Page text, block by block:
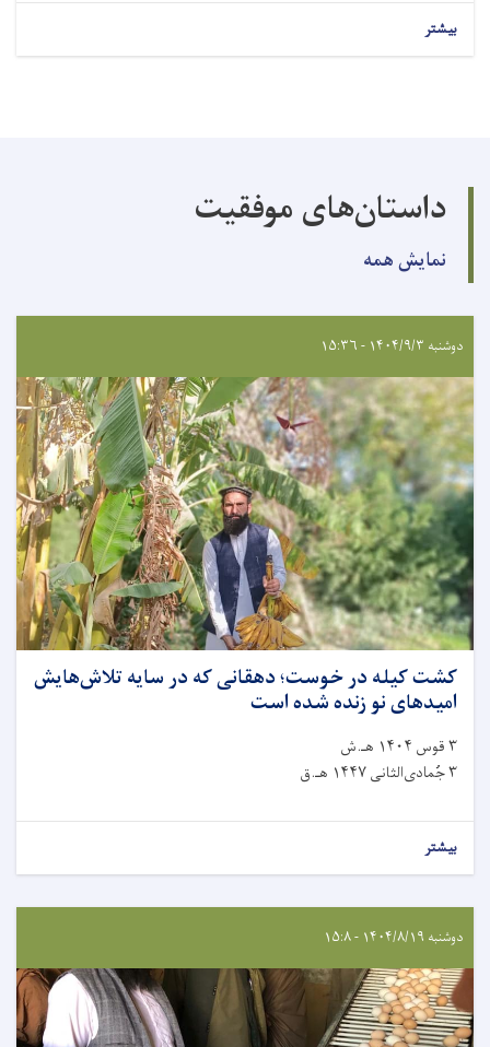
بیشتر
داستان‌های موفقیت
نمایش همه
دوشنبه ۱۴۰۴/۹/۳ - ۱۵:۳۶
کشت کیله در خوست؛ دهقانی که در سایه تلاش‌هایش
امیدهای نو زنده شده است
۳ قوس ۱۴۰۴ هـ.ش
۳ جُمادی‌الثانی ۱۴۴۷ هـ.ق
بیشتر
دوشنبه ۱۴۰۴/۸/۱۹ - ۱۵:۸